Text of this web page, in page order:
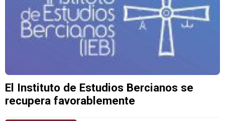
El Instituto de Estudios Bercianos se
recupera favorablemente